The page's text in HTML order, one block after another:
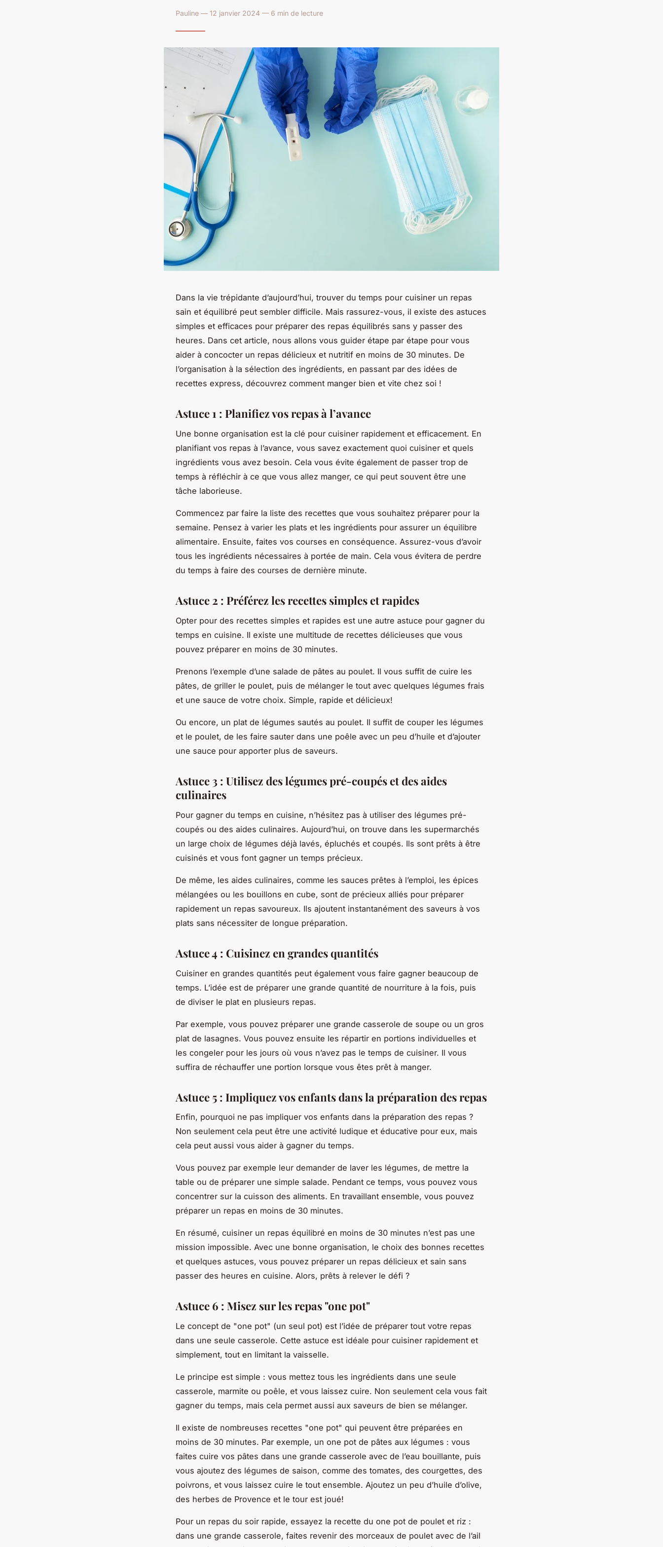
Pauline — 12 janvier 2024 — 6 min de lecture
Dans la vie trépidante d’aujourd’hui, trouver du temps pour cuisiner un repas
sain et équilibré peut sembler difficile. Mais rassurez-vous, il existe des astuces
simples et efficaces pour préparer des repas équilibrés sans y passer des
heures. Dans cet article, nous allons vous guider étape par étape pour vous
aider à concocter un repas délicieux et nutritif en moins de 30 minutes. De
l’organisation à la sélection des ingrédients, en passant par des idées de
recettes express, découvrez comment manger bien et vite chez soi !
Astuce 1 : Planifiez vos repas à l’avance
Une bonne organisation est la clé pour cuisiner rapidement et efficacement. En
planifiant vos repas à l’avance, vous savez exactement quoi cuisiner et quels
ingrédients vous avez besoin. Cela vous évite également de passer trop de
temps à réfléchir à ce que vous allez manger, ce qui peut souvent être une
tâche laborieuse.
Commencez par faire la liste des recettes que vous souhaitez préparer pour la
semaine. Pensez à varier les plats et les ingrédients pour assurer un équilibre
alimentaire. Ensuite, faites vos courses en conséquence. Assurez-vous d’avoir
tous les ingrédients nécessaires à portée de main. Cela vous évitera de perdre
du temps à faire des courses de dernière minute.
Astuce 2 : Préférez les recettes simples et rapides
Opter pour des recettes simples et rapides est une autre astuce pour gagner du
temps en cuisine. Il existe une multitude de recettes délicieuses que vous
pouvez préparer en moins de 30 minutes.
Prenons l’exemple d’une salade de pâtes au poulet. Il vous suffit de cuire les
pâtes, de griller le poulet, puis de mélanger le tout avec quelques légumes frais
et une sauce de votre choix. Simple, rapide et délicieux!
Ou encore, un plat de légumes sautés au poulet. Il suffit de couper les légumes
et le poulet, de les faire sauter dans une poêle avec un peu d’huile et d’ajouter
une sauce pour apporter plus de saveurs.
Astuce 3 : Utilisez des légumes pré-coupés et des aides
culinaires
Pour gagner du temps en cuisine, n’hésitez pas à utiliser des légumes pré-
coupés ou des aides culinaires. Aujourd’hui, on trouve dans les supermarchés
un large choix de légumes déjà lavés, épluchés et coupés. Ils sont prêts à être
cuisinés et vous font gagner un temps précieux.
De même, les aides culinaires, comme les sauces prêtes à l’emploi, les épices
mélangées ou les bouillons en cube, sont de précieux alliés pour préparer
rapidement un repas savoureux. Ils ajoutent instantanément des saveurs à vos
plats sans nécessiter de longue préparation.
Astuce 4 : Cuisinez en grandes quantités
Cuisiner en grandes quantités peut également vous faire gagner beaucoup de
temps. L’idée est de préparer une grande quantité de nourriture à la fois, puis
de diviser le plat en plusieurs repas.
Par exemple, vous pouvez préparer une grande casserole de soupe ou un gros
plat de lasagnes. Vous pouvez ensuite les répartir en portions individuelles et
les congeler pour les jours où vous n’avez pas le temps de cuisiner. Il vous
suffira de réchauffer une portion lorsque vous êtes prêt à manger.
Astuce 5 : Impliquez vos enfants dans la préparation des repas
Enfin, pourquoi ne pas impliquer vos enfants dans la préparation des repas ?
Non seulement cela peut être une activité ludique et éducative pour eux, mais
cela peut aussi vous aider à gagner du temps.
Vous pouvez par exemple leur demander de laver les légumes, de mettre la
table ou de préparer une simple salade. Pendant ce temps, vous pouvez vous
concentrer sur la cuisson des aliments. En travaillant ensemble, vous pouvez
préparer un repas en moins de 30 minutes.
En résumé, cuisiner un repas équilibré en moins de 30 minutes n’est pas une
mission impossible. Avec une bonne organisation, le choix des bonnes recettes
et quelques astuces, vous pouvez préparer un repas délicieux et sain sans
passer des heures en cuisine. Alors, prêts à relever le défi ?
Astuce 6 : Misez sur les repas "one pot"
Le concept de "one pot" (un seul pot) est l’idée de préparer tout votre repas
dans une seule casserole. Cette astuce est idéale pour cuisiner rapidement et
simplement, tout en limitant la vaisselle.
Le principe est simple : vous mettez tous les ingrédients dans une seule
casserole, marmite ou poêle, et vous laissez cuire. Non seulement cela vous fait
gagner du temps, mais cela permet aussi aux saveurs de bien se mélanger.
Il existe de nombreuses recettes "one pot" qui peuvent être préparées en
moins de 30 minutes. Par exemple, un one pot de pâtes aux légumes : vous
faites cuire vos pâtes dans une grande casserole avec de l’eau bouillante, puis
vous ajoutez des légumes de saison, comme des tomates, des courgettes, des
poivrons, et vous laissez cuire le tout ensemble. Ajoutez un peu d’huile d’olive,
des herbes de Provence et le tour est joué!
Pour un repas du soir rapide, essayez la recette du one pot de poulet et riz :
dans une grande casserole, faites revenir des morceaux de poulet avec de l’ail